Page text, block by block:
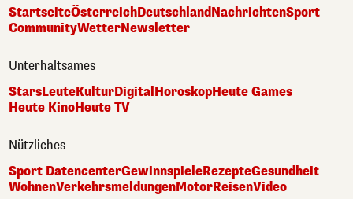
StartseiteÖsterreichDeutschlandNachrichtenSport
CommunityWetterNewsletter
Unterhaltsames
StarsLeuteKulturDigital HoroskopHeute Games
Heute KinoHeute TV
Nützliches
Sport DatencenterGewinnspieleRezepteGesundheit
WohnenVerkehrsmeldungenMotorReisenVideo